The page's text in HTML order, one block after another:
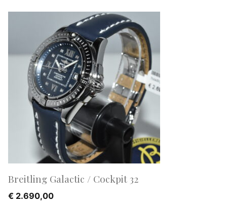
Breitling Galactic / Cockpit 32
€ 2.690,00